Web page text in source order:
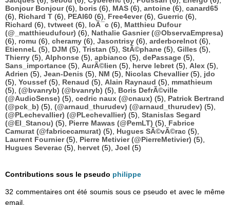
Bonjour Bonjour(6), boris (6), MAS (6), antoine (6), canard65
(6), Richard T (6), PEAI60 (6), Free4ever(6), Guerric (6),
Richard (6), tvtweet (6), loÃ¯c (6), Matthieu Dufour
(@_matthieudufour) (6), Nathalie Gasnier (@ObservaEmpresa)
(6), romu (6), cheramy (6), Jasontrisy (6), arderborelnot (6),
EtienneL (5), DJM (5), Tristan (5), StÃ©phane (5), Gilles (5),
Thierry (5), Alphonse (5), apbianco (5), dePassage (5),
Sans_importance (5), AurÃ©lien (5), herve lebret (5), Alex (5),
Adrien (5), Jean-Denis (5), NM (5), Nicolas Chevallier(5), jdo
(5), Youssef (5), Renaud (5), Alain Raynaud (5), mmathieum
(5), (@bvanryb) (@bvanryb) (5), Boris DefrÃ©ville
(@AudioSense) (5), cedric naux (@cnaux) (5), Patrick Bertrand
(@pck_b) (5), (@arnaud_thurudev) (@arnaud_thurudev) (5),
(@PLechevallier) (@PLechevallier) (5), Stanislas Segard
(@El_Stanou) (5), Pierre Mawas (@PemLT) (5), Fabrice
Camurat (@fabricecamurat) (5), Hugues SÃ©vÃ©rac (5),
Laurent Fournier(5), Pierre Metivier (@PierreMetivier) (5),
Hugues Severac (5), hervet (5), Joel (5)
Contributions sous le pseudo philippe
32 commentaires ont été soumis sous ce pseudo et avec le même
email.